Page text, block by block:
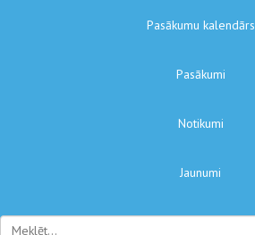
Pasākumu kalendārs
Pasākumi
Notikumi
Jaunumi